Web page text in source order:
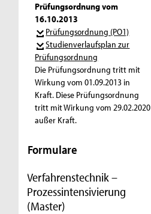
Prüfungsordnung vom
16.10.2013
Prüfungsordnung (PO1)
Studienverlaufsplan zur
Prüfungsordnung
Die Prüfungsordnung tritt mit
Wirkung vom 01.09.2013 in
Kraft. Diese Prüfungsordnung
tritt mit Wirkung vom 29.02.2020
außer Kraft.
Formulare
Verfahrenstechnik –
Prozessintensivierung
(Master)